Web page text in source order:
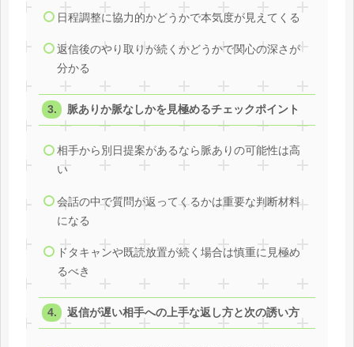
日程調整に協力的かどうかで本気度が見えてくる
返信後のやり取りが続くかどうかで関心の深さが
分かる
脈ありか脈なしかを見極めるチェックポイント
相手から別日提案があるなら脈ありの可能性は高
い
会話の中で質問が返ってくるかは重要な判断材料
になる
ドタキャンや既読放置が続く場合は慎重に見極め
るべき
返信が遅い相手への上手な返し方と次の誘い方